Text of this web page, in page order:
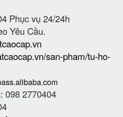
Phục vụ 24/24h
Yêu Cầu.
san-pham/tu-ho-
098 2770404